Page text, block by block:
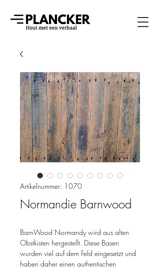
Artikelnummer: 1070
Normandie Barnwood
BarnWood Normandy wird aus alten
Obstkisten hergestellt. Diese Basen
wurden viel auf dem Feld eingesetzt und
haben daher einen authentischen